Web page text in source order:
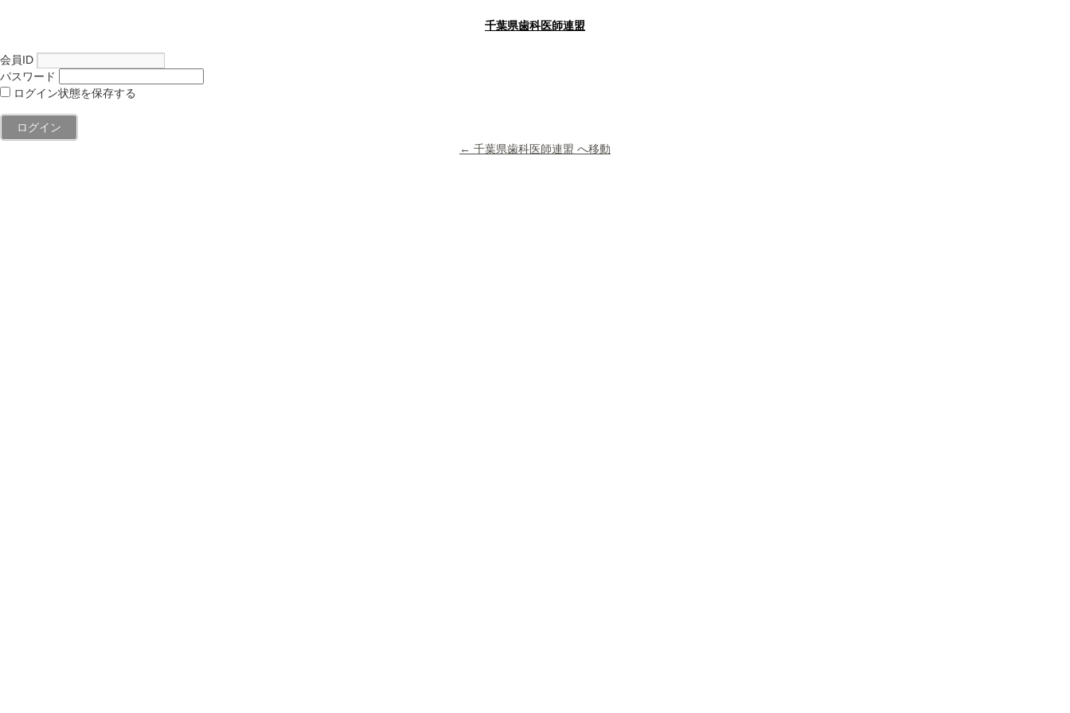
千葉県歯科医師連盟
会員ID
パスワード
ログイン状態を保存する
← 千葉県歯科医師連盟 へ移動